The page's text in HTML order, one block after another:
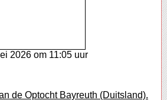
2026 om 11:05 uur
de Optocht Bayreuth (Duitsland).